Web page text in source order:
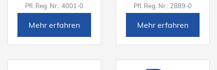
Pfl. Reg. Nr.: 4001-0
Mehr erfahren
Pfl. Reg. Nr.: 2889-0
Mehr erfahren